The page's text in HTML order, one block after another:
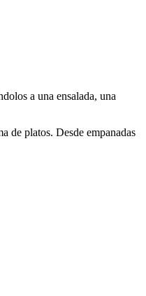
a una ensalada, una
de platos. Desde empanadas